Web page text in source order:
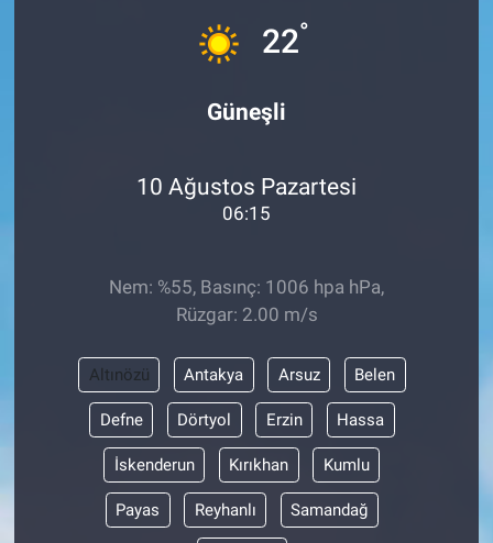
22°
Güneşli
10 Ağustos Pazartesi
06:15
Nem: %55, Basınç: 1006 hpa hPa,
Rüzgar: 2.00 m/s
Altınözü Antakya Arsuz Belen
Defne Dörtyol Erzin Hassa
İskenderun Kırıkhan Kumlu
Payas Reyhanlı Samandağ